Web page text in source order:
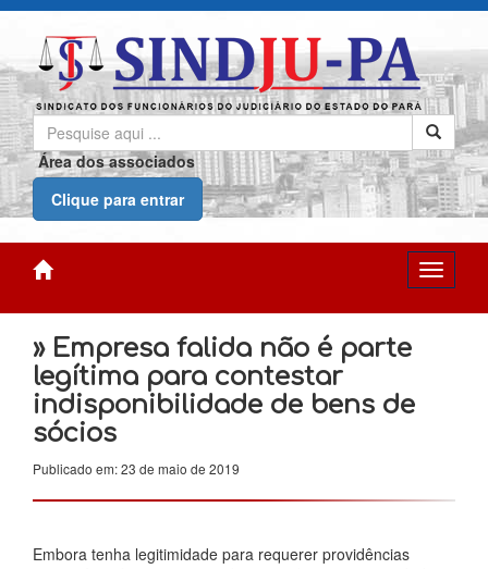
Área dos associados
Clique para entrar
» Empresa falida não é parte
legítima para contestar
indisponibilidade de bens de
sócios
Publicado em: 23 de maio de 2019
Embora tenha legitimidade para requerer providências